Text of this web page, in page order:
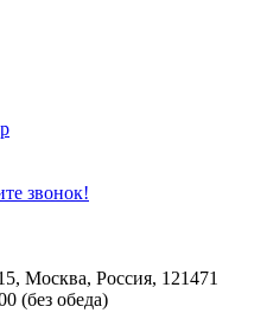
звонок!
Москва, Россия, 121471
(без обеда)